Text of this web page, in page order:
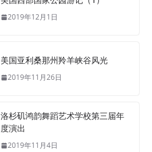
2019年12月1日
美国亚利桑那州羚羊峡谷风光
2019年11月26日
洛杉矶鸿韵舞蹈艺术学校第三届年
度演出
2019年11月4日